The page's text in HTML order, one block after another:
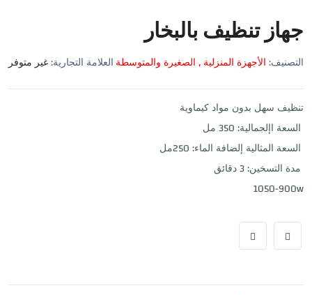
جهاز تنظيف بالبخار
التصنيف:الأجهزة المنزلية , الصغيرة والمتوسطةالعلامة التجارية:غير متوفر
تنظيف سهل بدون مواد كيماوية
السعة اإلجمالية: 350 مل
السعة المثالية إلضافة الماء: 250مل
مدة التسخين: 3 دقائق
1050-900w